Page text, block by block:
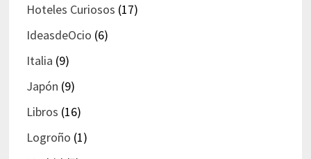
Hoteles Curiosos (17)
IdeasdeOcio (6)
Italia (9)
Japón (9)
Libros (16)
Logroño (1)